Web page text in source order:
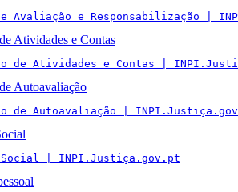
Avaliação e Responsabilização |
Atividades e Contas
de Atividades e Contas |
Autoavaliação
de Autoavaliação |
Social | INPI.Justiça.gov.pt